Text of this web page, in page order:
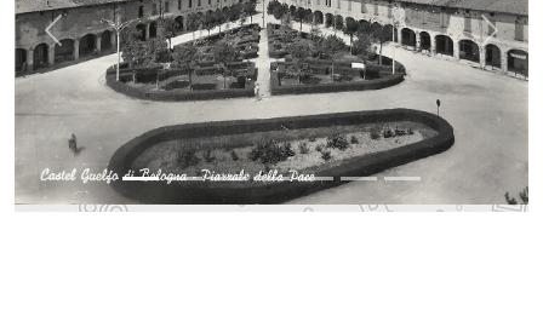
Previous Next